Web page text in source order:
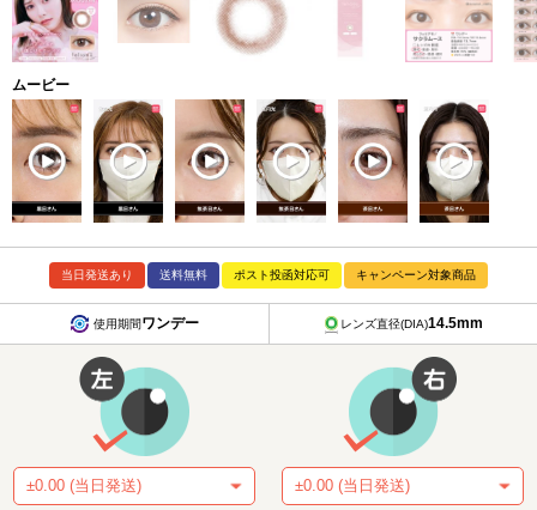
ムービー
当日発送あり 送料無料 ポスト投函対応可 キャンペーン対象商品
使用期間ワンデー レンズ直径(DIA)14.5mm